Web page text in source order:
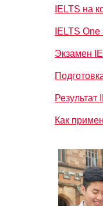
IELTS на
IELTS
Экзамен
Результат
Как